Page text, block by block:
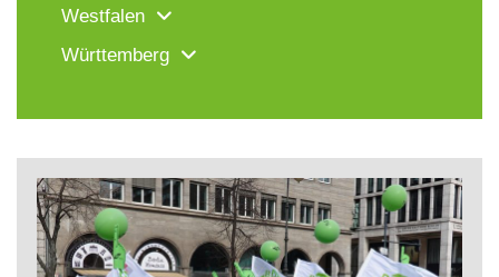
Westfalen
Württemberg